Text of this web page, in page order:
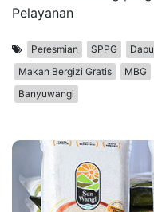
Pelayanan
Peresmian SPPG
Makan Bergizi Gratis
MBG
Banyuwangi